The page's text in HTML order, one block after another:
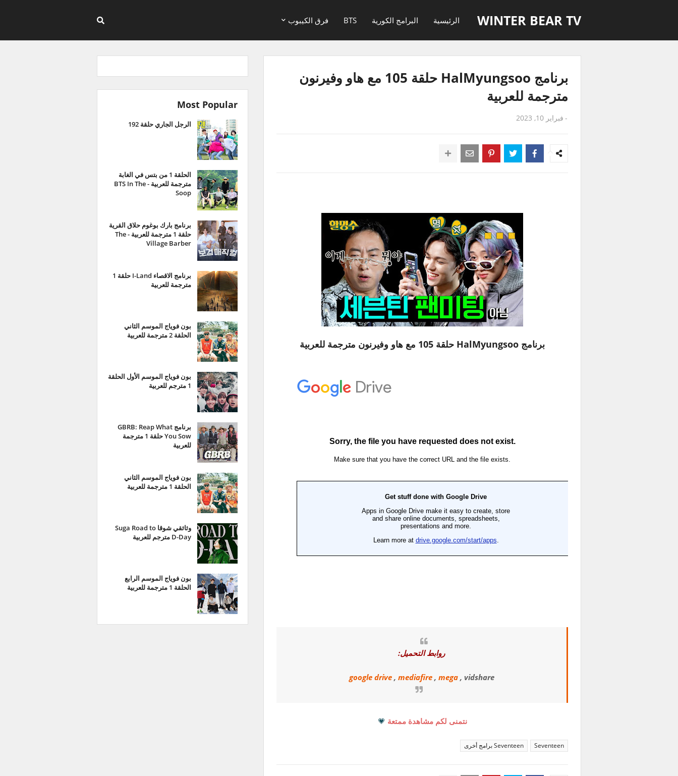
WINTER BEAR TV الرئيسية البرامج الكورية BTS فرق الكيبوب
برنامج HalMyungsoo حلقة 105 مع هاو وفيرنون
مترجمة للعربية
- فبراير 10, 2023
برنامج HalMyungsoo حلقة 105 مع هاو وفيرنون مترجمة للعربية
روابط التحميل:
google drive, mediafire, mega, vidshare
نتمنى لكم مشاهدة ممتعة 💗
Seventeen Seventeen برامج أخرى
Most Popular
الرجل الجاري حلقة 192
الحلقة 1 من بتس في الغابة
مترجمة للعربية - BTS In The
Soop
برنامج بارك بوغوم حلاق القرية
حلقة 1 مترجمة للعربية - The
Village Barber
برنامج الاقصاء I-Land حلقة 1
مترجمة للعربية
بون فوياج الموسم الثاني
الحلقة 2 مترجمة للعربية
بون فوياج الموسم الأول الحلقة
1 مترجم للعربية
برنامج GBRB: Reap What
You Sow حلقة 1 مترجمة
للعربية
بون فوياج الموسم الثاني
الحلقة 1 مترجمة للعربية
وثائقي شوقا Suga Road to
D-Day مترجم للعربية
بون فوياج الموسم الرابع
الحلقة 1 مترجمة للعربية